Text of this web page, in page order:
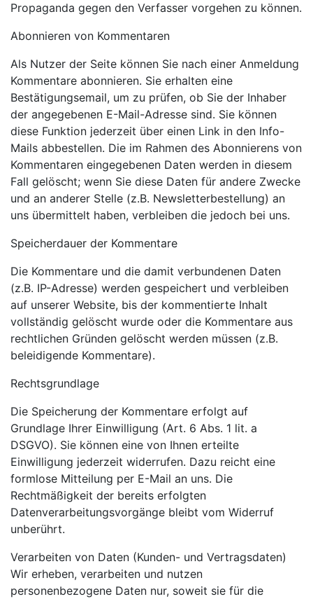
Propaganda gegen den Verfasser vorgehen zu können.
Abonnieren von Kommentaren
Als Nutzer der Seite können Sie nach einer Anmeldung
Kommentare abonnieren. Sie erhalten eine
Bestätigungsemail, um zu prüfen, ob Sie der Inhaber
der angegebenen E-Mail-Adresse sind. Sie können
diese Funktion jederzeit über einen Link in den Info-
Mails abbestellen. Die im Rahmen des Abonnierens von
Kommentaren eingegebenen Daten werden in diesem
Fall gelöscht; wenn Sie diese Daten für andere Zwecke
und an anderer Stelle (z.B. Newsletterbestellung) an
uns übermittelt haben, verbleiben die jedoch bei uns.
Speicherdauer der Kommentare
Die Kommentare und die damit verbundenen Daten
(z.B. IP-Adresse) werden gespeichert und verbleiben
auf unserer Website, bis der kommentierte Inhalt
vollständig gelöscht wurde oder die Kommentare aus
rechtlichen Gründen gelöscht werden müssen (z.B.
beleidigende Kommentare).
Rechtsgrundlage
Die Speicherung der Kommentare erfolgt auf
Grundlage Ihrer Einwilligung (Art. 6 Abs. 1 lit. a
DSGVO). Sie können eine von Ihnen erteilte
Einwilligung jederzeit widerrufen. Dazu reicht eine
formlose Mitteilung per E-Mail an uns. Die
Rechtmäßigkeit der bereits erfolgten
Datenverarbeitungsvorgänge bleibt vom Widerruf
unberührt.
Verarbeiten von Daten (Kunden- und Vertragsdaten)
Wir erheben, verarbeiten und nutzen
personenbezogene Daten nur, soweit sie für die